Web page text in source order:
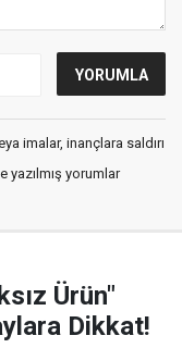
imalar, inançlara saldırı
yazılmış yorumlar
Ürün"
Dikkat!